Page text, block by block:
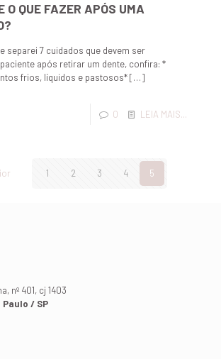
O QUE FAZER APÓS UMA
separei 7 cuidados que devem ser
após retirar um dente, confira: *
frios, líquidos e pastosos*[…]
0 LEIA MAIS...
1 2 3 4 5
nº 401, cj 1403
Paulo / SP